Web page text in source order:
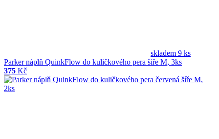
skladem 9 ks
Parker náplň QuinkFlow do kuličkového pera šíře M, 3ks
375 Kč